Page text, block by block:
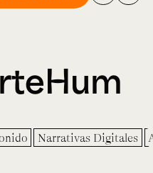
Narrativas Digitales